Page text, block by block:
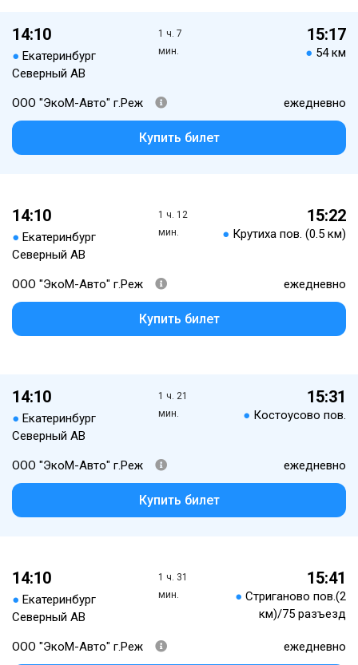
14:10
● Екатеринбург
Северный АВ
1 ч. 7
мин.
15:17
● 54 км
ООО "ЭкоМ-Авто" г.Реж ежедневно
Купить билет
14:10
● Екатеринбург
Северный АВ
1 ч. 12
мин.
15:22
● Крутиха пов. (0.5 км)
ООО "ЭкоМ-Авто" г.Реж ежедневно
Купить билет
14:10
● Екатеринбург
Северный АВ
1 ч. 21
мин.
15:31
● Костоусово пов.
ООО "ЭкоМ-Авто" г.Реж ежедневно
Купить билет
14:10
● Екатеринбург
Северный АВ
1 ч. 31
мин.
15:41
● Стриганово пов.(2
км)/75 разъезд
ООО "ЭкоМ-Авто" г.Реж ежедневно